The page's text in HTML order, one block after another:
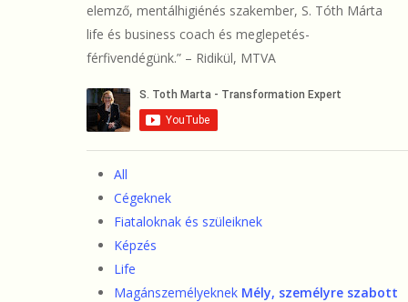
elemző, mentálhigiénés szakember, S. Tóth Márta
life és business coach és meglepetés-
férfivendégünk.” – Ridikül, MTVA
All
Cégeknek
Fiataloknak és szüleiknek
Képzés
Life
Magánszemélyeknek Mély, személyre szabott